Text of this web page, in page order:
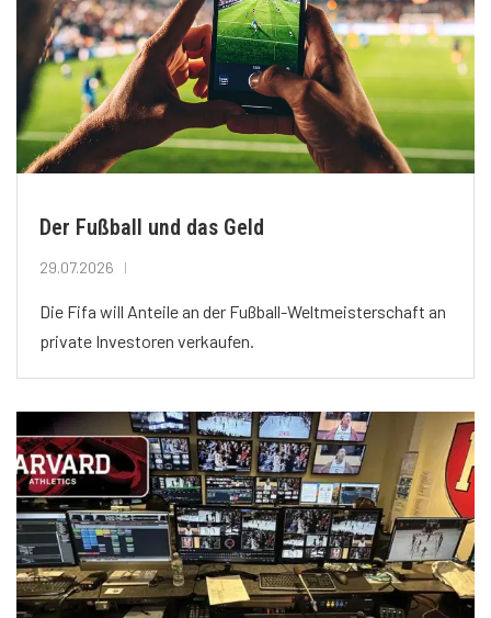
Der Fußball und das Geld
29.07.2026
Die Fifa will Anteile an der Fußball-Weltmeisterschaft an
private Investoren verkaufen.